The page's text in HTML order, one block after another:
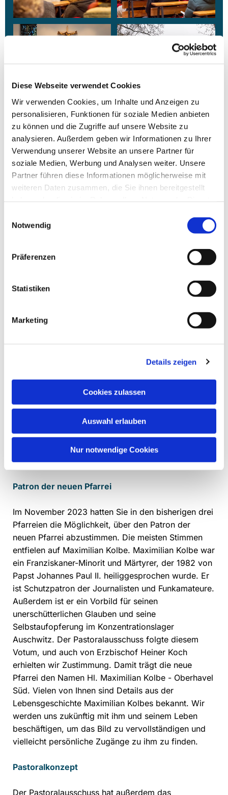
Diese Webseite verwendet Cookies
Wir verwenden Cookies, um Inhalte und Anzeigen zu
personalisieren, Funktionen für soziale Medien anbieten
zu können und die Zugriffe auf unsere Website zu
analysieren. Außerdem geben wir Informationen zu Ihrer
Verwendung unserer Website an unsere Partner für
soziale Medien, Werbung und Analysen weiter. Unsere
Partner führen diese Informationen möglicherweise mit
weiteren Daten zusammen, die Sie ihnen bereitgestellt
Notwendig
Präferenzen
Statistiken
Marketing
Details zeigen
Cookies zulassen
Auswahl erlauben
Nur notwendige Cookies
Patron der neuen Pfarrei
Im November 2023 hatten Sie in den bisherigen drei
Pfarreien die Möglichkeit, über den Patron der
neuen Pfarrei abzustimmen. Die meisten Stimmen
entfielen auf Maximilian Kolbe. Maximilian Kolbe war
ein Franziskaner-Minorit und Märtyrer, der 1982 von
Papst Johannes Paul II. heiliggesprochen wurde. Er
ist Schutzpatron der Journalisten und Funkamateure.
Außerdem ist er ein Vorbild für seinen
unerschütterlichen Glauben und seine
Selbstaufopferung im Konzentrationslager
Auschwitz. Der Pastoralausschuss folgte diesem
Votum, und auch von Erzbischof Heiner Koch
erhielten wir Zustimmung. Damit trägt die neue
Pfarrei den Namen Hl. Maximilian Kolbe - Oberhavel
Süd. Vielen von Ihnen sind Details aus der
Lebensgeschichte Maximilian Kolbes bekannt. Wir
werden uns zukünftig mit ihm und seinem Leben
beschäftigen, um das Bild zu vervollständigen und
vielleicht persönliche Zugänge zu ihm zu finden.
Pastoralkonzept
Der Pastoralausschuss hat außerdem das